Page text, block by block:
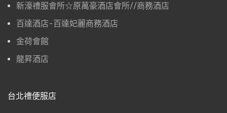
新濠禮服會所☆原萬豪酒店會所//商務酒店
百達酒店-百達妃麗商務酒店
金荷會館
龍昇酒店
台北禮便服店